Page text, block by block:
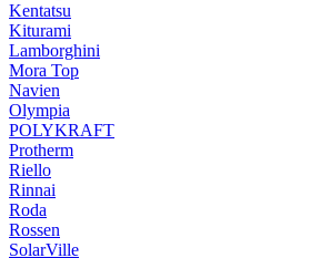
Kentatsu
Kiturami
Lamborghini
Mora Top
Navien
Olympia
POLYKRAFT
Protherm
Riello
Rinnai
Roda
Rossen
SolarVille